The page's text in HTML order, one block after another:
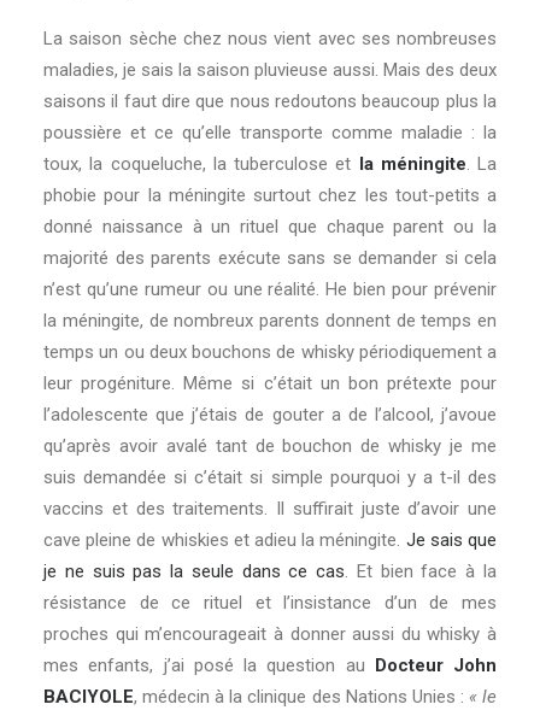
La saison sèche chez nous vient avec ses nombreuses
maladies, je sais la saison pluvieuse aussi. Mais des deux
saisons il faut dire que nous redoutons beaucoup plus la
poussière et ce qu’elle transporte comme maladie : la
toux, la coqueluche, la tuberculose et la méningite. La
phobie pour la méningite surtout chez les tout-petits a
donné naissance à un rituel que chaque parent ou la
majorité des parents exécute sans se demander si cela
n’est qu’une rumeur ou une réalité.He bien pour prévenir
la méningite, de nombreux parents donnent de temps en
temps un ou deux bouchons de whisky périodiquement a
leur progéniture. Même si c’était un bon prétexte pour
l’adolescente que j’étais de gouter a de l’alcool, j’avoue
qu’après avoir avalé tant de bouchon de whisky je me
suis demandée si c’était si simple pourquoi y a t-il des
vaccins et des traitements. Il suffirait juste d’avoir une
cave pleine de whiskies et adieu la méningite. Je sais que
je ne suis pas la seule dans ce cas. Et bien face à la
résistance de ce rituel et l’insistance d’un de mes
proches qui m’encourageait à donner aussi du whisky à
mes enfants, j’ai posé la question au Docteur John
BACIYOLE, médecin à la clinique des Nations Unies : « le